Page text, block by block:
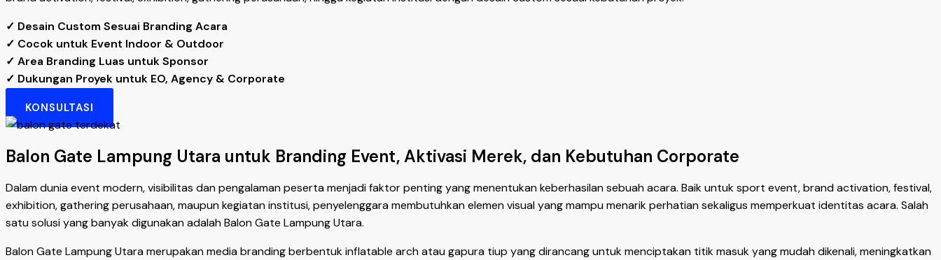
✓ Desain Custom Sesuai Branding Acara
✓ Cocok untuk Event Indoor & Outdoor
✓ Area Branding Luas untuk Sponsor
✓ Dukungan Proyek untuk EO, Agency & Corporate
KONSULTASI
Balon Gate Lampung Utara untuk Branding Event, Aktivasi Merek, dan Kebutuhan Corporate
Dalam dunia event modern, visibilitas dan pengalaman peserta menjadi faktor penting yang menentukan keberhasilan sebuah acara. Baik untuk sport event, brand activation, festival,
exhibition, gathering perusahaan, maupun kegiatan institusi, penyelenggara membutuhkan elemen visual yang mampu menarik perhatian sekaligus memperkuat identitas acara. Salah
satu solusi yang banyak digunakan adalah Balon Gate Lampung Utara.
Balon Gate Lampung Utara merupakan media branding berbentuk inflatable arch atau gapura tiup yang dirancang untuk menciptakan titik masuk yang mudah dikenali, meningkatkan